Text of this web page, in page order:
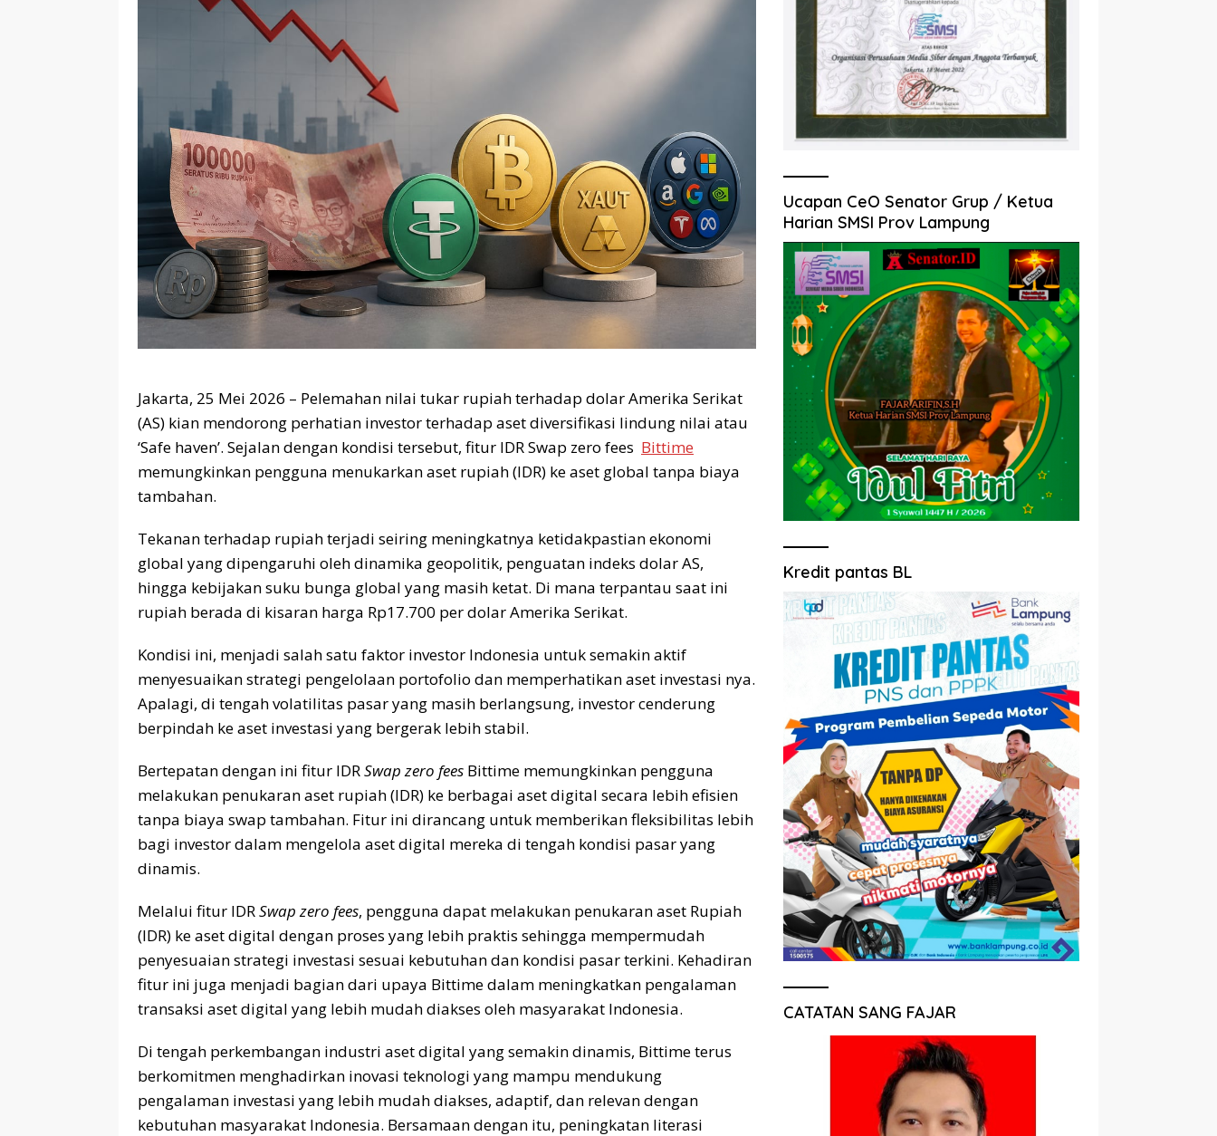
Jakarta, 25 Mei 2026 – Pelemahan nilai tukar rupiah terhadap dolar Amerika Serikat
(AS) kian mendorong perhatian investor terhadap aset diversifikasi lindung nilai atau
‘Safe haven’. Sejalan dengan kondisi tersebut, fitur IDR Swap zero fees Bittime
memungkinkan pengguna menukarkan aset rupiah (IDR) ke aset global tanpa biaya
tambahan.
Tekanan terhadap rupiah terjadi seiring meningkatnya ketidakpastian ekonomi
global yang dipengaruhi oleh dinamika geopolitik, penguatan indeks dolar AS,
hingga kebijakan suku bunga global yang masih ketat. Di mana terpantau saat ini
rupiah berada di kisaran harga Rp17.700 per dolar Amerika Serikat.
Kondisi ini, menjadi salah satu faktor investor Indonesia untuk semakin aktif
menyesuaikan strategi pengelolaan portofolio dan memperhatikan aset investasi nya.
Apalagi, di tengah volatilitas pasar yang masih berlangsung, investor cenderung
berpindah ke aset investasi yang bergerak lebih stabil.
Bertepatan dengan ini fitur IDRSwap zero fees Bittime memungkinkan pengguna
melakukan penukaran aset rupiah (IDR) ke berbagai aset digital secara lebih efisien
tanpa biaya swap tambahan. Fitur ini dirancang untuk memberikan fleksibilitas lebih
bagi investor dalam mengelola aset digital mereka di tengah kondisi pasar yang
dinamis.
Melalui fitur IDRSwap zero fees, pengguna dapat melakukan penukaran aset Rupiah
(IDR) ke aset digital dengan proses yang lebih praktis sehingga mempermudah
penyesuaian strategi investasi sesuai kebutuhan dan kondisi pasar terkini. Kehadiran
fitur ini juga menjadi bagian dari upaya Bittime dalam meningkatkan pengalaman
transaksi aset digital yang lebih mudah diakses oleh masyarakat Indonesia.
Di tengah perkembangan industri aset digital yang semakin dinamis, Bittime terus
berkomitmen menghadirkan inovasi teknologi yang mampu mendukung
pengalaman investasi yang lebih mudah diakses, adaptif, dan relevan dengan
kebutuhan masyarakat Indonesia. Bersamaan dengan itu, peningkatan literasi
Ucapan CeO Senator Grup / Ketua
Harian SMSI Prov Lampung
Kredit pantas BL
CATATAN SANG FAJAR